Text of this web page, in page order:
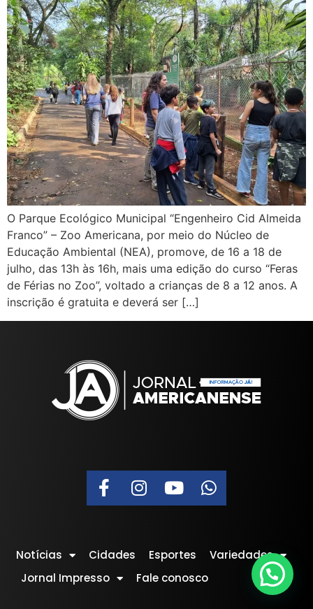
O Parque Ecológico Municipal “Engenheiro Cid Almeida
Franco” – Zoo Americana, por meio do Núcleo de
Educação Ambiental (NEA), promove, de 16 a 18 de
julho, das 13h às 16h, mais uma edição do curso “Feras
de Férias no Zoo”, voltado a crianças de 8 a 12 anos. A
inscrição é gratuita e deverá ser […]
Notícias Cidades Esportes
Variedades
Jornal Impresso
Fale conosco